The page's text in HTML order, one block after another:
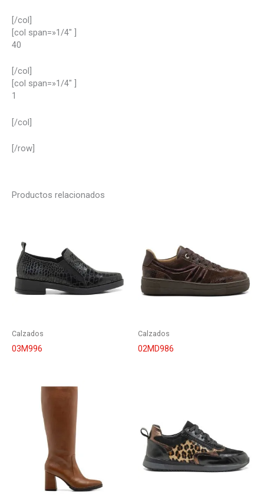
[/col]
[col span=»1/4″ ]
40
[/col]
[col span=»1/4″ ]
1
[/col]
[/row]
Productos relacionados
Calzados
03M996
Calzados
02MD986